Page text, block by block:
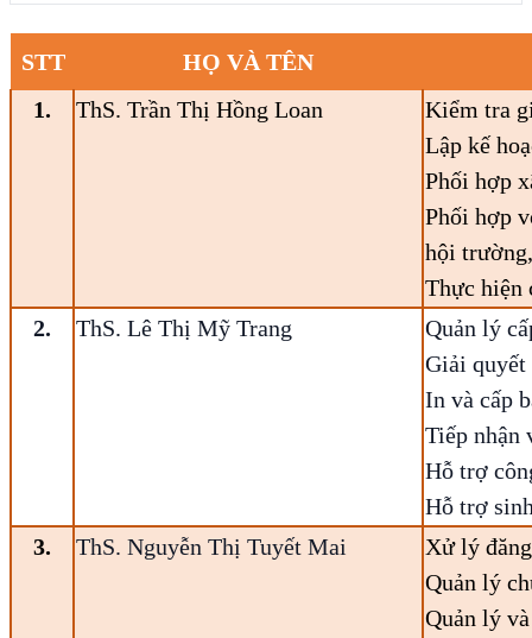
STT
HỌ VÀ TÊN
1.
ThS. Trần Thị Hồng Loan
Kiểm tra
Lập kế
Phối hợp
Phối hợp
hội
Thực hiện
2.
ThS. Lê Thị Mỹ Trang
Quản lý
Giải quyết
In và cấp
Tiếp nhận
Hỗ trợ
Hỗ trợ
3.
ThS. Nguyễn Thị Tuyết Mai
Xử lý
Quản lý
Quản lý